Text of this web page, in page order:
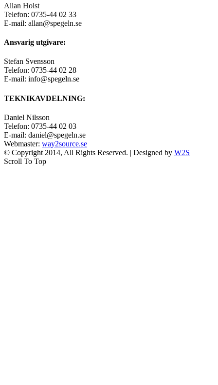
Allan Holst
Telefon: 0735-44 02 33
E-mail: allan@spegeln.se
Ansvarig utgivare:
Stefan Svensson
Telefon: 0735-44 02 28
E-mail: info@spegeln.se
TEKNIKAVDELNING:
Daniel Nilsson
Telefon: 0735-44 02 03
E-mail: daniel@spegeln.se
Webmaster: way2source.se
© Copyright 2014, All Rights Reserved. | Designed by W2S
Scroll To Top